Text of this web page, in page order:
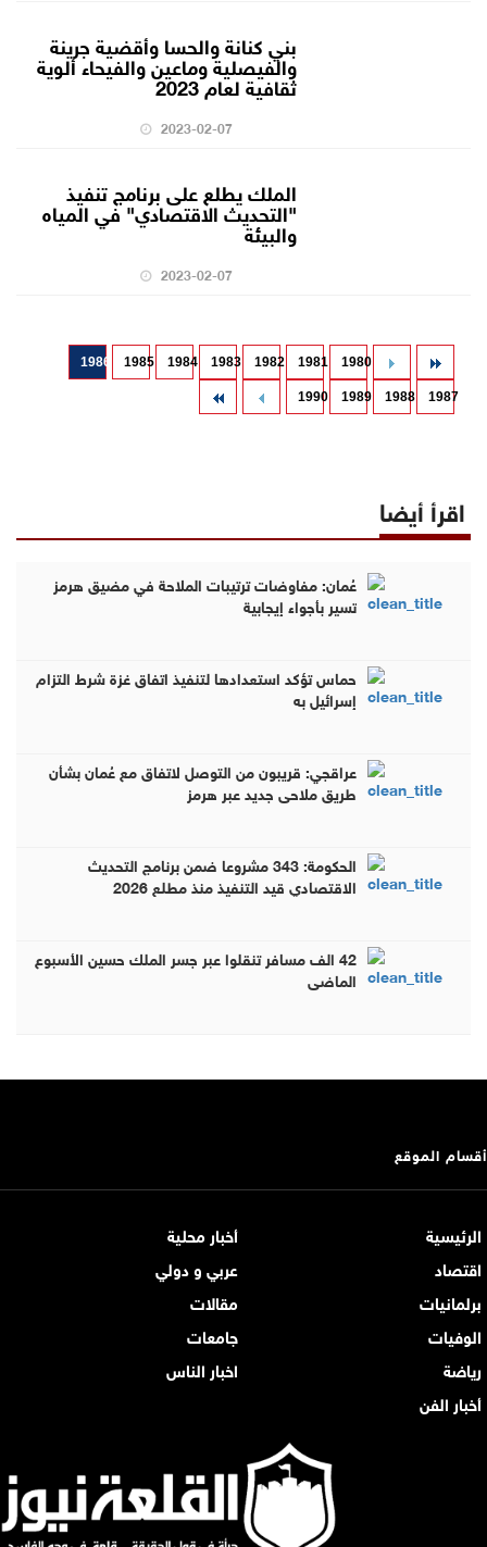
بني كنانة والحسا وأقضية جرينة
والفيصلية وماعين والفيحاء ألوية
ثقافية لعام 2023
2023-02-07
الملك يطلع على برنامج تنفيذ
"التحديث الاقتصادي" في المياه
والبيئة
2023-02-07
1980
1981
1982
1983
1984
1985
1986
1987
1988
1989
1990
اقرأ أيضا
عُمان: مفاوضات ترتيبات الملاحة في مضيق هرمز
تسير بأجواء إيجابية
حماس تؤكد استعدادها لتنفيذ اتفاق غزة شرط التزام
إسرائيل به
عراقجي: قريبون من التوصل لاتفاق مع عُمان بشأن
طريق ملاحي جديد عبر هرمز
الحكومة: 343 مشروعا ضمن برنامج التحديث
الاقتصادي قيد التنفيذ منذ مطلع 2026
42 الف مسافر تنقلوا عبر جسر الملك حسين الأسبوع
الماضي
أقسام الموقع
الرئيسية
أخبار محلية
اقتصاد
عربي و دولي
برلمانيات
مقالات
الوفيات
جامعات
رياضة
اخبار الناس
أخبار الفن